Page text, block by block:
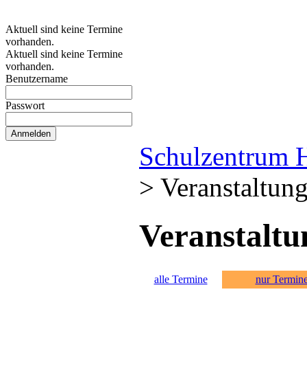
Aktuell sind keine Termine
vorhanden.
Aktuell sind keine Termine
vorhanden.
Benutzername
Passwort
Schulzentrum
>
alle Termine nur